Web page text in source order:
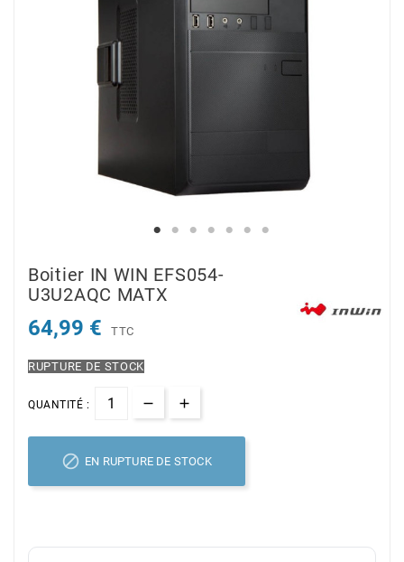
Boitier IN WIN EFS054-
U3U2AQC MATX
64,99 € TTC
RUPTURE DE STOCK
QUANTITÉ :
 EN RUPTURE DE STOCK